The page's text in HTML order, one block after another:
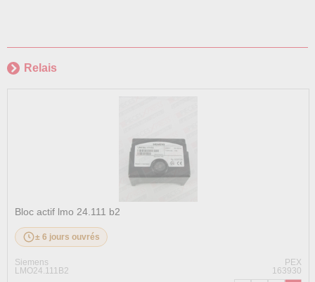
Relais
Bloc actif lmo 24.111 b2
± 6 jours ouvrés
Siemens
PEX
LMO24.111B2
163930